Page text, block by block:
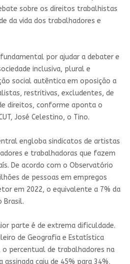
sobre os direitos trabalhistas
da vida dos trabalhadores e
por ajudar a debater e
inclusiva, plural e
social autêntica em oposição a
restritivas, excludentes, de
direitos, conforme aponta o
José Celestino, o Tino.
engloba sindicatos de artistas
e trabalhadoras que fazem
De acordo com o Observatório
de pessoas em empregos
em 2022, o equivalente a 7% da
Brasil.
parte é de extrema dificuldade.
de Geografia e Estatística
o percentual de trabalhadores na
caiu de 45% para 34%,